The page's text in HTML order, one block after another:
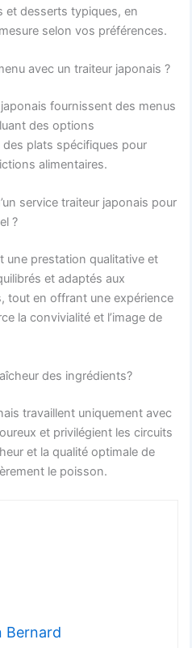
et desserts typiques, en
selon vos préférences.
avec un traiteur japonais ?
fournissent des menus
des options
plats spécifiques pour
alimentaires.
service traiteur japonais pour
?
une prestation qualitative et
et adaptés aux
tout en offrant une expérience
la convivialité et l’image de
des ingrédients?
travaillent uniquement avec
et privilégient les circuits
et la qualité optimale de
le poisson.
Bernard